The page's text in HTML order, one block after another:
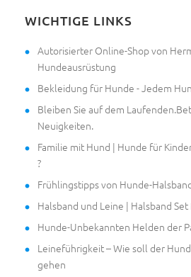
WICHTIGE LINKS
Autorisierter Online-Shop von
Hundeausrüstung
Bekleidung für Hunde - Jedem
Bleiben Sie auf dem
Neuigkeiten.
Familie mit Hund | Hunde für
?
Frühlingstipps von Hunde-
Halsband und Leine | Halsband
Hunde-Unbekannten Helden der
Leineführigkeit – Wie soll der
gehen